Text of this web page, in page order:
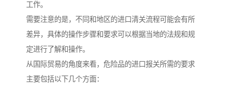
工作。
需要注意的是，不同和地区的进口清关流程可能会有所
差异，具体的操作步骤和要求可以根据当地的法规和规
定进行了解和操作。
从国际贸易的角度来看，危险品的进口报关所需的要求
主要包括以下几个方面：